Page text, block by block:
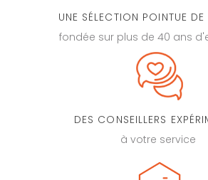
UNE SÉLECTION POINTUE
fondée sur plus de 40 ans
DES CONSEILLERS
à votre service